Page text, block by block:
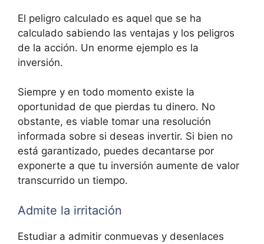
El peligro calculado es aquel que se ha
calculado sabiendo las ventajas y los peligros
de la acción. Un enorme ejemplo es la
inversión.
Siempre y en todo momento existe la
oportunidad de que pierdas tu dinero. No
obstante, es viable tomar una resolución
informada sobre si deseas invertir. Si bien no
está garantizado, puedes decantarse por
exponerte a que tu inversión aumente de valor
transcurrido un tiempo.
Admite la irritación
Estudiar a admitir conmuevas y desenlaces